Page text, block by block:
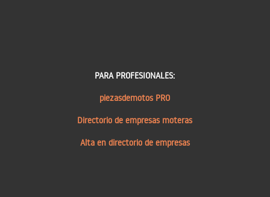
PARA PROFESIONALES:
piezasdemotos PRO
Directorio de empresas moteras
Alta en directorio de empresas